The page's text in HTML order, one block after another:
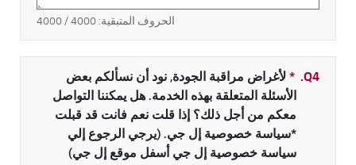
الحروف المتبقية:4000
/ 4000
Q4.
*حقل مطلوب
لأغراض مراقبة الجودة, نود أن نسألكم بعض
الأسئلة المتعلقة بهذه الخدمة. هل يمكننا التواصل
معكم من أجل ذلك؟ إذا قلت نعم فانت قد قبلت
*سياسة خصوصية إل جي. (يرجي الرجوع إلي
سياسة خصوصية إل جي أسفل موقع إل جي)